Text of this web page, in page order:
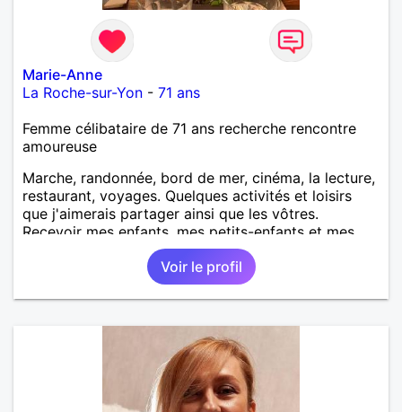
Marie-Anne
La Roche-sur-Yon - 71 ans
Femme célibataire de 71 ans recherche rencontre
amoureuse
Marche, randonnée, bord de mer, cinéma, la lecture,
restaurant, voyages. Quelques activités et loisirs
que j'aimerais partager ainsi que les vôtres.
Recevoir mes enfants, mes petits-enfants et mes
amis. Bénévolat auprès des enfants à l’école, pour le
cinéma indépendant... Se rencontrer, être à l’écoute,
échanger avec une personne de confiance, pour une
vie de partage, de tendresse. Les voyages et où
dehors des sentiers battus me raviraient. Je
m'engage à répondre à votre message. Au plaisir de
Voir le profil